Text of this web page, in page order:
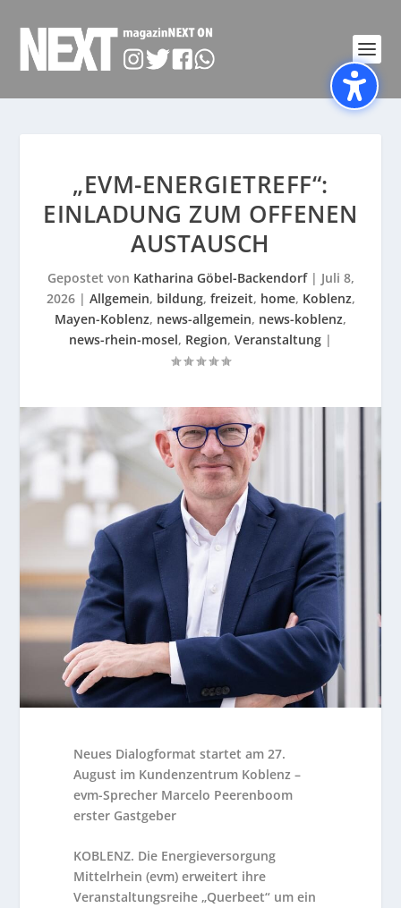
„EVM-ENERGIETREFF“:
EINLADUNG ZUM OFFENEN
AUSTAUSCH
Gepostet von Katharina Göbel-Backendorf| Juli 8,
2026| Allgemein, bildung, freizeit, home, Koblenz,
Mayen-Koblenz, news-allgemein, news-koblenz,
news-rhein-mosel, Region, Veranstaltung |
Neues Dialogformat startet am 27.
August im Kundenzentrum Koblenz –
evm-Sprecher Marcelo Peerenboom
erster Gastgeber
KOBLENZ. Die Energieversorgung
Mittelrhein (evm) erweitert ihre
Veranstaltungsreihe „Querbeet“ um ein